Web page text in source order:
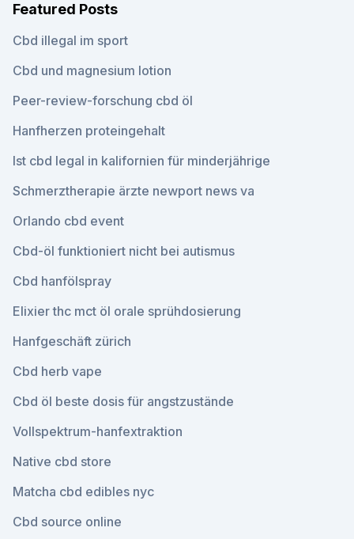
Featured Posts
Cbd illegal im sport
Cbd und magnesium lotion
Peer-review-forschung cbd öl
Hanfherzen proteingehalt
Ist cbd legal in kalifornien für minderjährige
Schmerztherapie ärzte newport news va
Orlando cbd event
Cbd-öl funktioniert nicht bei autismus
Cbd hanfölspray
Elixier thc mct öl orale sprühdosierung
Hanfgeschäft zürich
Cbd herb vape
Cbd öl beste dosis für angstzustände
Vollspektrum-hanfextraktion
Native cbd store
Matcha cbd edibles nyc
Cbd source online